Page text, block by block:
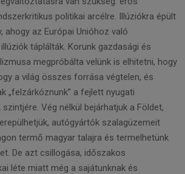
politikai arcélre. Illúziókra épült
ahogy az Európai Unióhoz való
táplálták. Korunk gazdasági és
megpróbálta velünk is elhitetni, hogy
a világ összes forrása végtelen, és
„felzárkóznunk” a fejlett nyugati
Vég nélkül bejárhatjuk a Földet,
autógyártók szalagüzemeit
termő magyar talajra és termelhetünk
De azt csillogása, időszakos
léte miatt még a sajátunknak és